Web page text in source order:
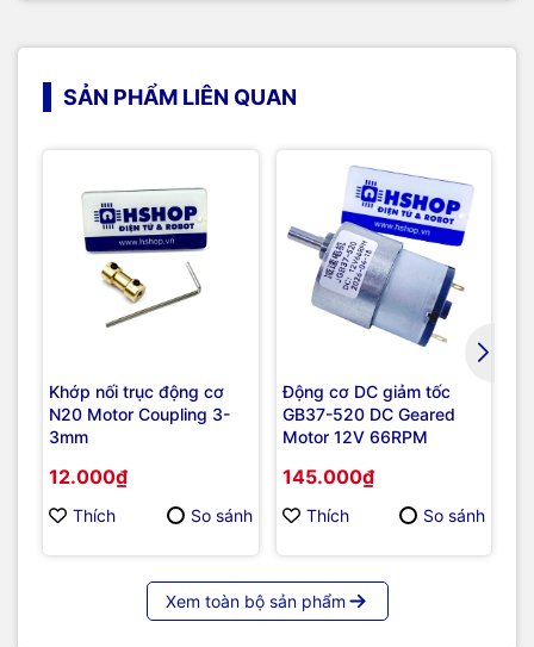
SẢN PHẨM LIÊN QUAN
Khớp nối trục động cơ
N20 Motor Coupling 3-
3mm
12.000₫
Thích So sánh
Động cơ DC giảm tốc
GB37-520 DC Geared
Motor 12V 66RPM
145.000₫
Thích So sánh
Xem toàn bộ sản phẩm